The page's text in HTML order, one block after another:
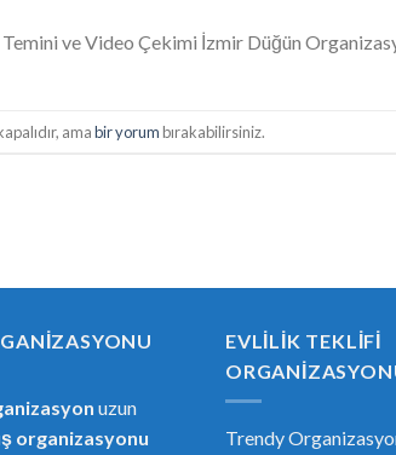
ve Video Çekimi İzmir Düğün
amabir yorumbırakabilirsiniz.
uzun
organizasyonu
EVLILIK TEKLIFI
Trendy